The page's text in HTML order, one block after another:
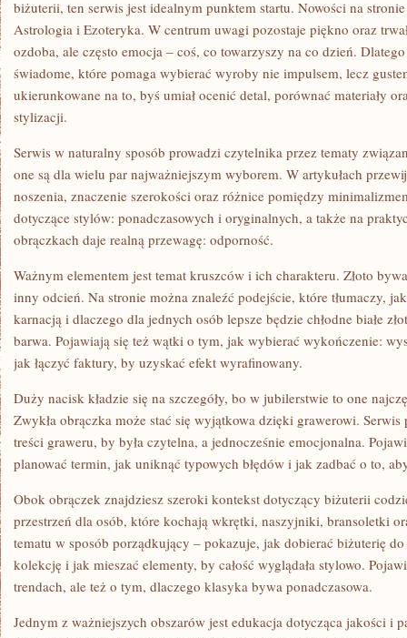
biżuterii, ten serwis jest idealnym punktem startu. Nowości na
Astrologia i Ezoteryka. W centrum uwagi pozostaje piękno oraz
ozdoba, ale często emocja – coś, co towarzyszy na co dzień.
świadome, które pomaga wybierać wyroby nie impulsem, lecz
ukierunkowane na to, byś umiał ocenić detal, porównać materiały
stylizacji.
Serwis w naturalny sposób prowadzi czytelnika przez tematy
one są dla wielu par najważniejszym wyborem. W artykułach
noszenia, znaczenie szerokości oraz różnice pomiędzy
dotyczące stylów: ponadczasowych i oryginalnych, a także na
obrączkach daje realną przewagę: odporność.
Ważnym elementem jest temat kruszców i ich charakteru. Złoto
inny odcień. Na stronie można znaleźć podejście, które tłumaczy,
karnacją i dlaczego dla jednych osób lepsze będzie chłodne białe
barwa. Pojawiają się też wątki o tym, jak wybierać wykończenie:
jak łączyć faktury, by uzyskać efekt wyrafinowany.
Duży nacisk kładzie się na szczegóły, bo w jubilerstwie to one
Zwykła obrączka może stać się wyjątkowa dzięki grawerowi.
treści graweru, by była czytelna, a jednocześnie emocjonalna.
planować termin, jak uniknąć typowych błędów i jak zadbać o to,
Obok obrączek znajdziesz szeroki kontekst dotyczący biżuterii
przestrzeń dla osób, które kochają wkrętki, naszyjniki, bransoletki
tematu w sposób porządkujący – pokazuje, jak dobierać biżuterię
kolekcję i jak mieszać elementy, by całość wyglądała stylowo.
trendach, ale też o tym, dlaczego klasyka bywa ponadczasowa.
Jednym z ważniejszych obszarów jest edukacja dotycząca jakości i